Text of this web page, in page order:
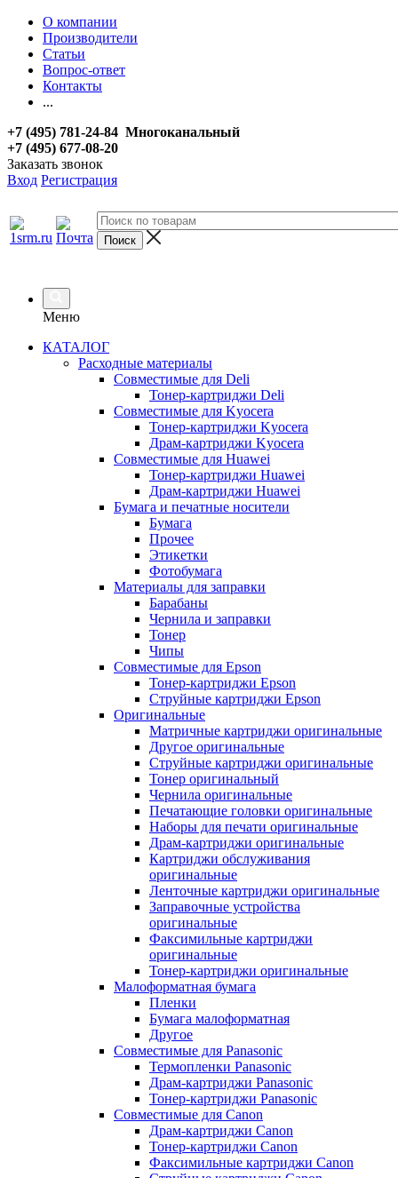
О компании
Производители
Статьи
Вопрос-ответ
Контакты
...
+7 (495) 781-24-84 Многоканальный
+7 (495) 677-08-20
Заказать звонок
Вход Регистрация
Меню
КАТАЛОГ
Расходные материалы
Совместимые для Deli
Тонер-картриджи Deli
Совместимые для Kyocera
Тонер-картриджи Kyocera
Драм-картриджи Kyocera
Совместимые для Huawei
Тонер-картриджи Huawei
Драм-картриджи Huawei
Бумага и печатные носители
Бумага
Прочее
Этикетки
Фотобумага
Материалы для заправки
Барабаны
Чернила и заправки
Тонер
Чипы
Совместимые для Epson
Тонер-картриджи Epson
Струйные картриджи Epson
Оригинальные
Матричные картриджи оригинальные
Другое оригинальные
Струйные картриджи оригинальные
Тонер оригинальный
Чернила оригинальные
Печатающие головки оригинальные
Наборы для печати оригинальные
Драм-картриджи оригинальные
Картриджи обслуживания
оригинальные
Ленточные картриджи оригинальные
Заправочные устройства
оригинальные
Факсимильные картриджи
оригинальные
Тонер-картриджи оригинальные
Малоформатная бумага
Пленки
Бумага малоформатная
Другое
Совместимые для Panasonic
Термопленки Panasonic
Драм-картриджи Panasonic
Тонер-картриджи Panasonic
Совместимые для Canon
Драм-картриджи Canon
Тонер-картриджи Canon
Факсимильные картриджи Canon